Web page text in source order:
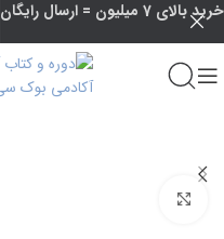
خرید بالای 7 میلیون = ارسال رایگان